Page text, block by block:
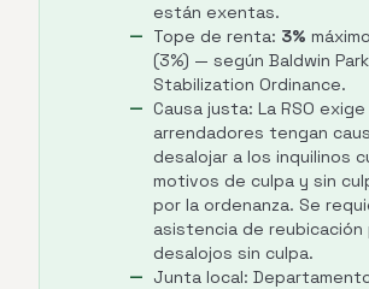
están exentas.
Tope de renta: 3%
(3%) — según Baldwin
Stabilization Ordinance.
Causa justa: La RSO
arrendadores tengan
desalojar a los inquilinos
motivos de culpa y sin
por la ordenanza. Se
asistencia de
desalojos sin culpa.
Junta local: